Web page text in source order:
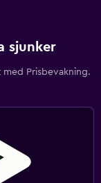
sjunker
Prisbevakning.